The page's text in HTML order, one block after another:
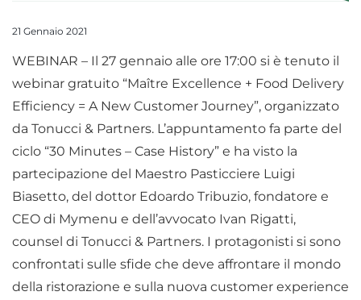
21 Gennaio 2021
WEBINAR – Il 27 gennaio alle ore 17:00 si è tenuto il
webinar gratuito “Maître Excellence + Food Delivery
Efficiency = A New Customer Journey”, organizzato
da Tonucci & Partners. L’appuntamento fa parte del
ciclo “30 Minutes – Case History” e ha visto la
partecipazione del Maestro Pasticciere Luigi
Biasetto, del dottor Edoardo Tribuzio, fondatore e
CEO di Mymenu e dell’avvocato Ivan Rigatti,
counsel di Tonucci & Partners. I protagonisti si sono
confrontati sulle sfide che deve affrontare il mondo
della ristorazione e sulla nuova customer experience